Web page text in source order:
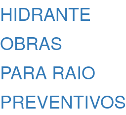
HIDRANTE
OBRAS
PARA RAIO
PREVENTIVOS